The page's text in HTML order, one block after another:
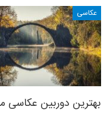
عکاسی
بهترین دوربین عکاسی